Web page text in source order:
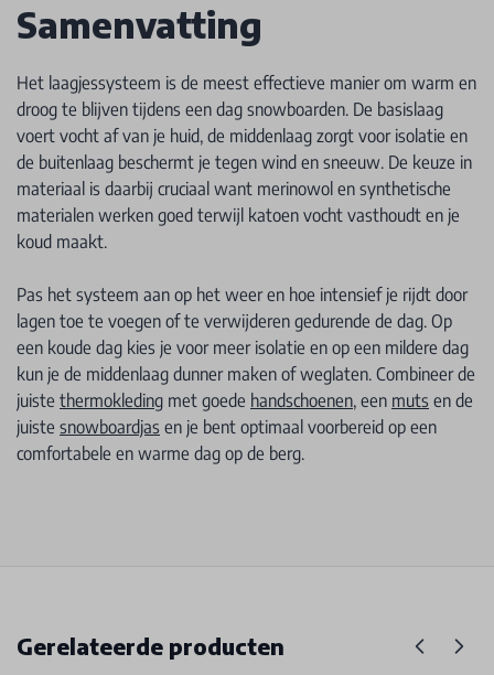
Samenvatting
Het laagjessysteem is de meest effectieve manier om warm en
droog te blijven tijdens een dag snowboarden. De basislaag
voert vocht af van je huid, de middenlaag zorgt voor isolatie en
de buitenlaag beschermt je tegen wind en sneeuw. De keuze in
materiaal is daarbij cruciaal want merinowol en synthetische
materialen werken goed terwijl katoen vocht vasthoudt en je
koud maakt.
Pas het systeem aan op het weer en hoe intensief je rijdt door
lagen toe te voegen of te verwijderen gedurende de dag. Op
een koude dag kies je voor meer isolatie en op een mildere dag
kun je de middenlaag dunner maken of weglaten. Combineer de
juiste thermokleding met goede handschoenen, een muts en de
juiste snowboardjas en je bent optimaal voorbereid op een
comfortabele en warme dag op de berg.
Gerelateerde producten